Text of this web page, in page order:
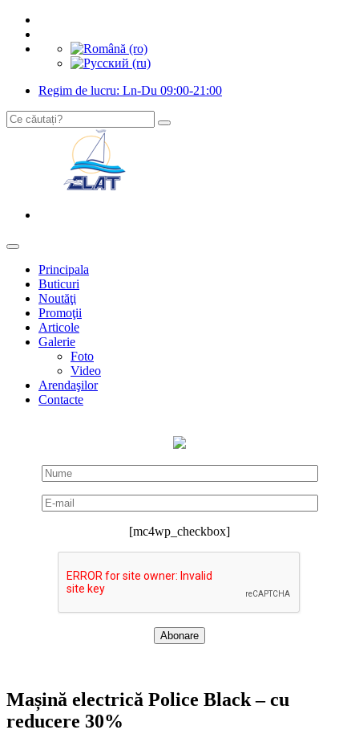
Regim de lucru: Ln-Du 09:00-21:00
Principala
Buticuri
Noutăţi
Promoţii
Articole
Galerie
Foto
Video
Arendaşilor
Contacte
[mc4wp_checkbox]
Mașină electrică Police Black – cu
reducere 30%